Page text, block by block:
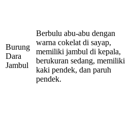
Burung
Dara
Jambul
Berbulu abu-abu dengan
warna cokelat di sayap,
memiliki jambul di kepala,
berukuran sedang, memiliki
kaki pendek, dan paruh
pendek.